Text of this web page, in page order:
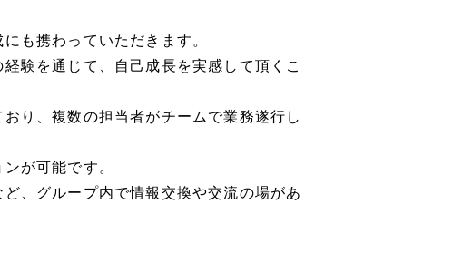
も携わっていただきます。
験を通じて、自己成長を実感して頂くこ
り、複数の担当者がチームで業務遂行し
が可能です。
、グループ内で情報交換や交流の場があ